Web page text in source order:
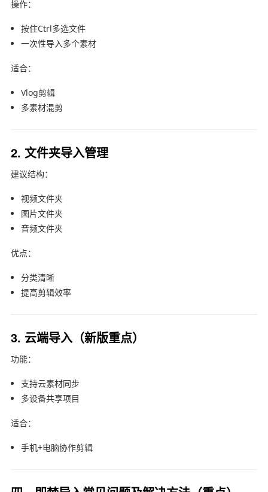
操作：
按住Ctrl多选文件
一次性导入多个素材
适合：
Vlog剪辑
多素材混剪
2. 文件夹导入管理
建议结构：
视频文件夹
图片文件夹
音频文件夹
优点：
分类清晰
提高剪辑效率
3. 云端导入（新版重点）
功能：
支持云素材同步
多设备共享项目
适合：
手机+电脑协作剪辑